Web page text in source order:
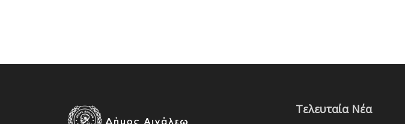
Τελευταία Νέα